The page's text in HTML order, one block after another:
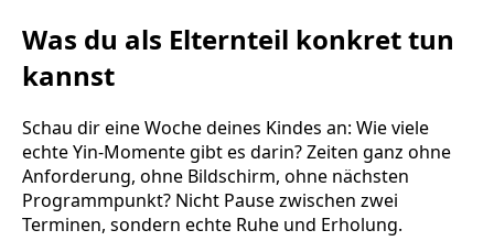
Was du als Elternteil konkret tun
kannst
Schau dir eine Woche deines Kindes an: Wie viele
echte Yin-Momente gibt es darin? Zeiten ganz ohne
Anforderung, ohne Bildschirm, ohne nächsten
Programmpunkt? Nicht Pause zwischen zwei
Terminen, sondern echte Ruhe und Erholung.